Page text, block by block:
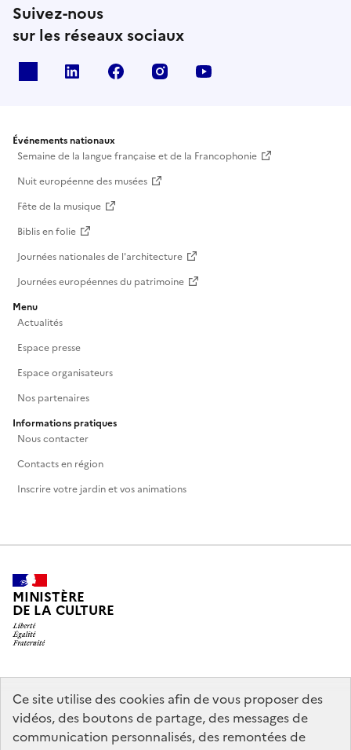
Ce site utilise des cookies afin de vous proposer des
vidéos, des boutons de partage, des messages de
communication personnalisés, des remontées de
Suivez-nous
sur les réseaux sociaux
Linkedin Facebook Instagram
Événements nationaux
Semaine de la langue française et de la Francophonie
Nuit européenne des musées
Fête de la musique
Biblis en folie
Journées nationales de l'architecture
Journées européennes du patrimoine
Menu
Actualités
Espace presse
Espace organisateurs
Nos partenaires
Informations pratiques
Nous contacter
Contacts en région
Inscrire votre jardin et vos animations
MINISTÈRE
DE LA CULTURE
legifrance.gouv.fr
info.gouv.fr
service-public.gouv.fr
data.gouv.fr